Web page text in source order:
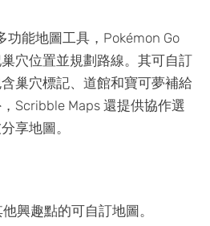
功能地圖工具，Pokémon Go
穴位置並規劃路線。其可自訂
巢穴標記、道館和寶可夢補給
Scribble Maps 還提供協作選
享地圖。
興趣點的可自訂地圖。